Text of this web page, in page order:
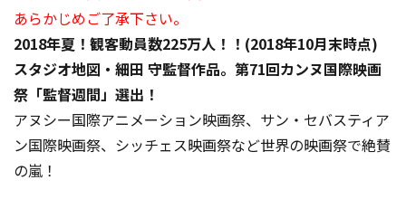
あらかじめご了承下さい。
2018年夏！観客動員数225万人！！(2018年10月末時点)
スタジオ地図・細田 守監督作品。第71回カンヌ国際映画
祭「監督週間」選出！
アヌシー国際アニメーション映画祭、サン・セバスティア
ン国際映画祭、シッチェス映画祭など世界の映画祭で絶賛
の嵐！